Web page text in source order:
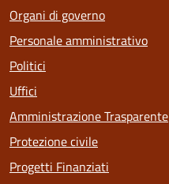
Organi di governo
Personale amministrativo
Politici
Uffici
Amministrazione Trasparente
Protezione civile
Progetti Finanziati